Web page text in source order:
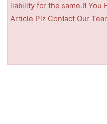
liability for the same.If You
Article Plz Contact Our